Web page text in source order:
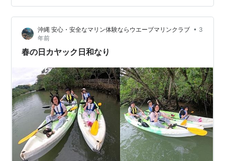
しいツアーを開催しています。 お気軽にご参加ください
ね！ Google レビュー4.9☆の沖縄カヤックショップで
す。 カヤックのお申し込みはこちらから Sign in -
Google…
沖縄 安心・安全なマリン体験ならウエーブマリンクラブ • 3
年前
春の日カヤック日和なり